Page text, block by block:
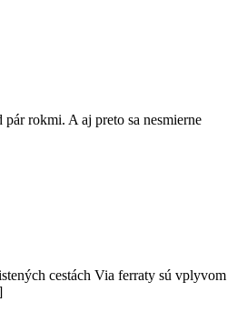
rokmi. A aj preto sa nesmierne
cestách Via ferraty sú vplyvom